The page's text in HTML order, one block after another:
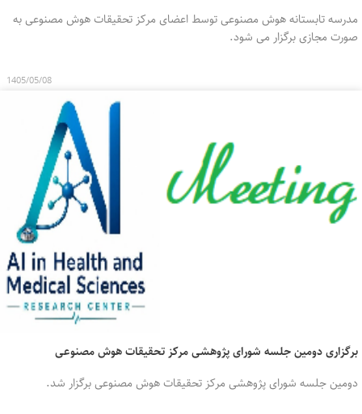
مدرسه تابستانه هوش مصنوعی توسط اعضای مرکز تحقیقات هوش مصنوعی به
صورت مجازی برگزار می شود.
1405/05/08
برگزاری دومین جلسه شورای پژوهشی مرکز تحقیقات هوش مصنوعی
دومین جلسه شورای پژوهشی مرکز تحقیقات هوش مصنوعی برگزار شد.